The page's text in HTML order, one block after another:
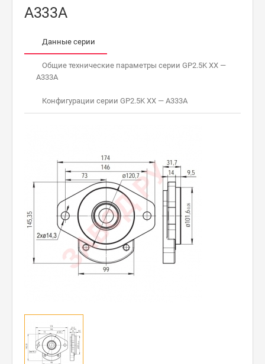
A333A
Данные серии
Общие технические параметры серии GP2.5K XX —
A333A
Конфигурации серии GP2.5K XX — A333A